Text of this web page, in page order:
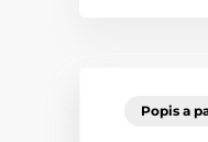
Popis a